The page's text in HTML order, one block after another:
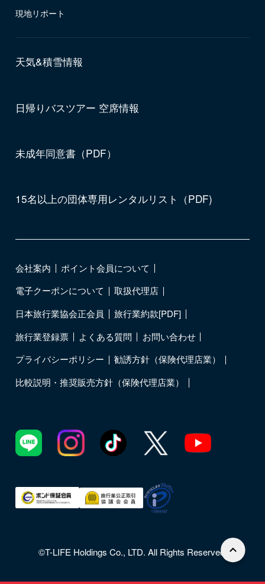
現地リポート
天気&積雪情報
日帰りバスツアー 空席情報
未成年同意書（PDF）
15名以上の団体専用レンタルリスト（PDF)
会社案内
ポイント会員について
電子クーポンについて
取扱代理店
日本旅行業協会正会員
旅行業約款[PDF]
旅行業登録票
よくある質問
お問い合わせ
プライバシーポリシー
勧誘方針（保険代理店業）
比較説明・推奨販売方針（保険代理店業）
©T-LIFE Holdings Co., LTD. All Rights Reserved.